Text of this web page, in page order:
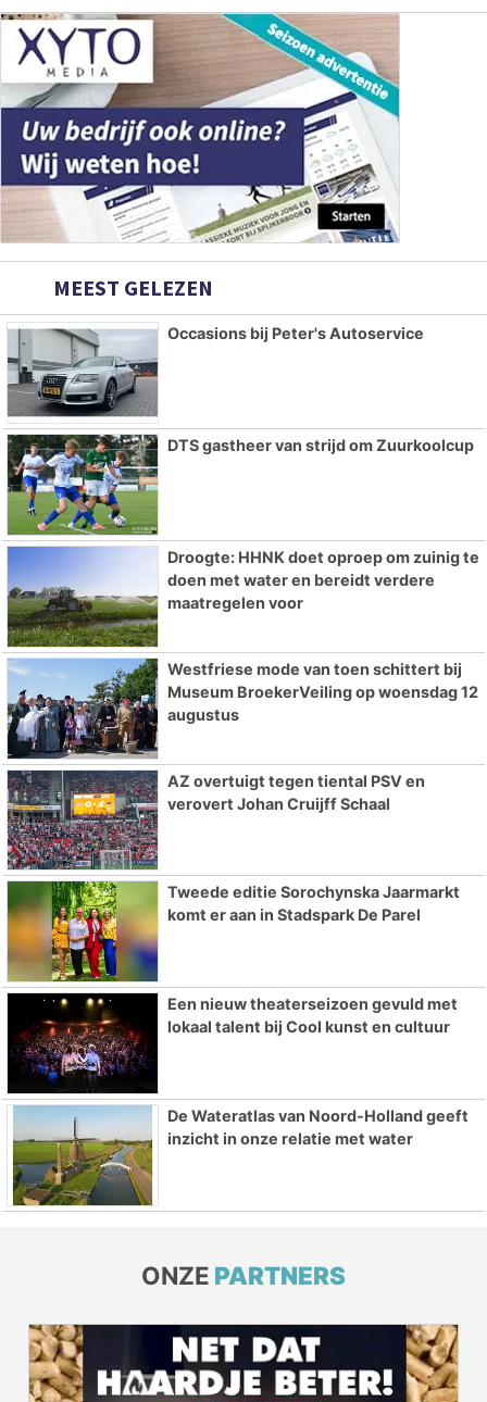
MEEST GELEZEN
Occasions bij Peter's Autoservice
DTS gastheer van strijd om Zuurkoolcup
Droogte: HHNK doet oproep om zuinig te
doen met water en bereidt verdere
maatregelen voor
Westfriese mode van toen schittert bij
Museum BroekerVeiling op woensdag 12
augustus
AZ overtuigt tegen tiental PSV en
verovert Johan Cruijff Schaal
Tweede editie Sorochynska Jaarmarkt
komt er aan in Stadspark De Parel
Een nieuw theaterseizoen gevuld met
lokaal talent bij Cool kunst en cultuur
De Wateratlas van Noord-Holland geeft
inzicht in onze relatie met water
ONZE PARTNERS